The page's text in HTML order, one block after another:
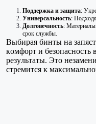
Поддержка и защита:
Универсальность:
Долговечность: Материалы
срок службы.
Выбирая бинты на
комфорт и безопасность
результаты. Это
стремится к